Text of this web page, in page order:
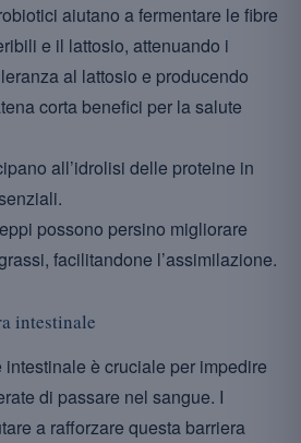
aiutano a fermentare le fibre
e il lattosio, attenuando i
al lattosio e producendo
corta benefici per la salute
all’idrolisi delle proteine in
possono persino migliorare
facilitandone l’assimilazione.
intestinale
intestinale è cruciale per impedire
di passare nel sangue. I
a rafforzare questa barriera